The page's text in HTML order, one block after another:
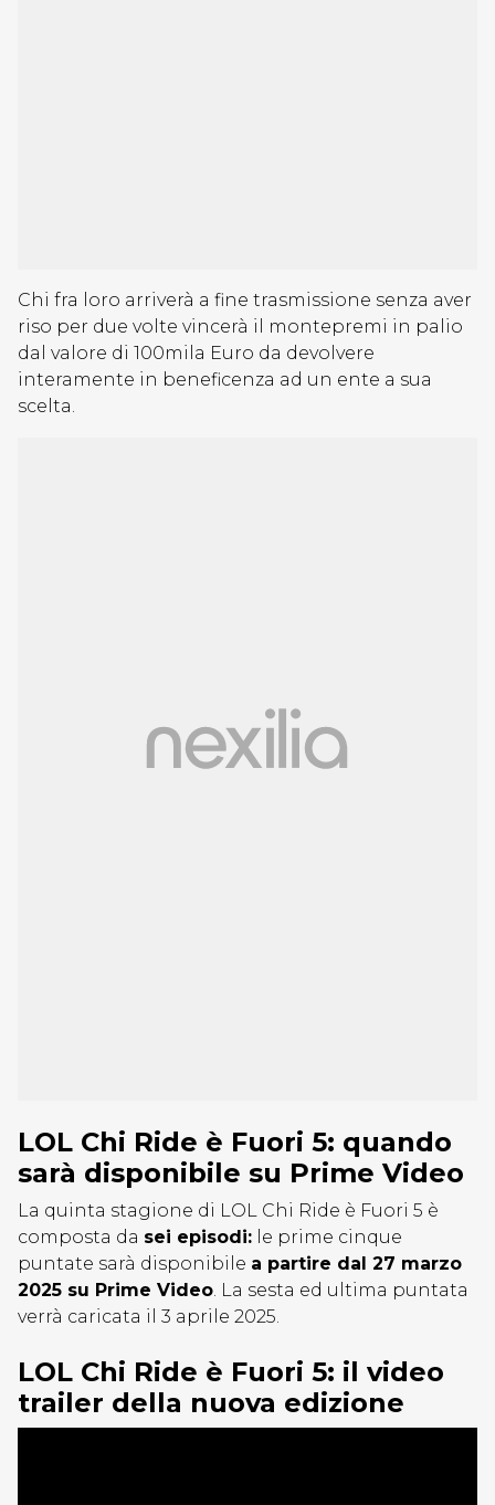
Chi fra loro arriverà a fine trasmissione senza aver
riso per due volte vincerà il montepremi in palio
dal valore di 100mila Euro da devolvere
interamente in beneficenza ad un ente a sua
scelta.
LOL Chi Ride è Fuori 5: quando
sarà disponibile su Prime Video
La quinta stagione di LOL Chi Ride è Fuori 5 è
composta da sei episodi: le prime cinque
puntate sarà disponibile a partire dal 27 marzo
2025 su Prime Video. La sesta ed ultima puntata
verrà caricata il 3 aprile 2025.
LOL Chi Ride è Fuori 5: il video
trailer della nuova edizione